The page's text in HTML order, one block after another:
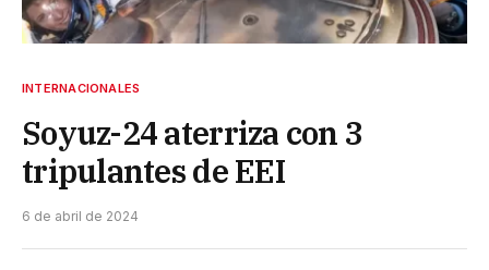
INTERNACIONALES
Soyuz-24 aterriza con 3
tripulantes de EEI
6 de abril de 2024